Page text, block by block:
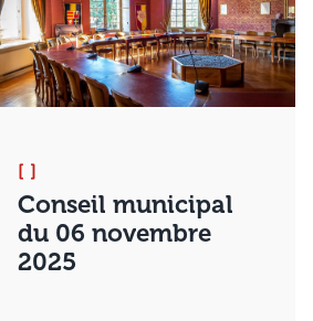
[ ]
Conseil municipal
du 06 novembre
2025